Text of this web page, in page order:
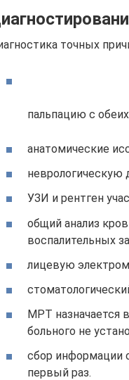
точных
пальпацию с
анатомические
неврологическую
УЗИ и рентген
общий анализ
воспалительных
лицевую
МРТ назначается
больного не
сбор информации
первый раз.